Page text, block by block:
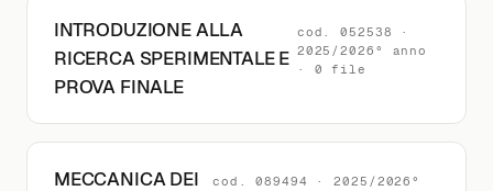
INTRODUZIONE ALLA
RICERCA SPERIMENTALE E
PROVA FINALE
cod. 052538 ·
2025/2026° anno
· 0 file
MECCANICA DEI cod. 089494 · 2025/2026°